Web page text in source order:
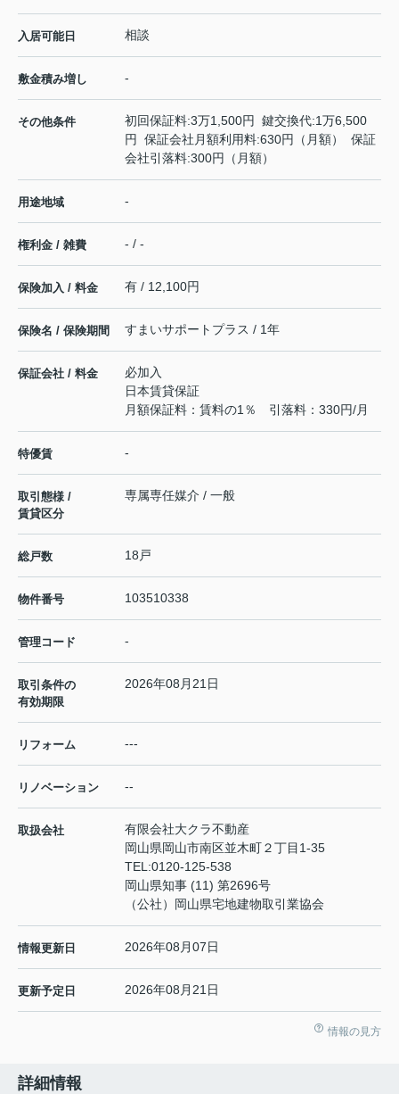
入居可能日 相談
敷金積み増し -
その他条件
初回保証料:3万1,500円 鍵交換代:1万6,500
円 保証会社月額利用料:630円（月額） 保証
会社引落料:300円（月額）
用途地域 -
権利金 / 雑費 - / -
保険加入 / 料金 有 / 12,100円
保険名 / 保険期間 すまいサポートプラス / 1年
保証会社 / 料金
必加入
日本賃貸保証
月額保証料：賃料の1％ 引落料：330円/月
特優賃 -
取引態様 /
賃貸区分
専属専任媒介 / 一般
総戸数 18戸
物件番号 103510338
管理コード -
取引条件の
有効期限
2026年08月21日
リフォーム ---
リノベーション --
取扱会社
有限会社大クラ不動産
岡山県岡山市南区並木町２丁目1-35
TEL:0120-125-538
岡山県知事 (11) 第2696号
（公社）岡山県宅地建物取引業協会
情報更新日 2026年08月07日
更新予定日 2026年08月21日
情報の見方
詳細情報